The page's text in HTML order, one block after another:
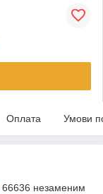
Оплата Умови
66636 незаменим